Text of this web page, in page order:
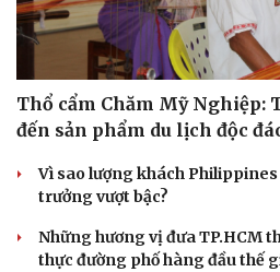
Thổ cẩm Chăm Mỹ Nghiệp:
đến sản phẩm du lịch độc
Vì sao lượng khách
trưởng vượt bậc?
Những hương vị đưa TP.HCM
thực đường phố hàng đầu thế